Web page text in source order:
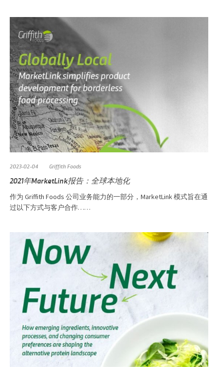
2023-02-04 Griffith Foods
2021年MarketLink报告：全球本地化
作为 Griffith Foods 公司业务能力的一部分，MarketLink 模式旨在通
过以下方式与客户合作……